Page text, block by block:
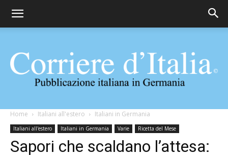
Corriere
Home Italiani all'estero Italiani in Germania
Italiani all'estero Italiani in Germania Varie Ricetta del Mese
Sapori che scaldano l’attesa: